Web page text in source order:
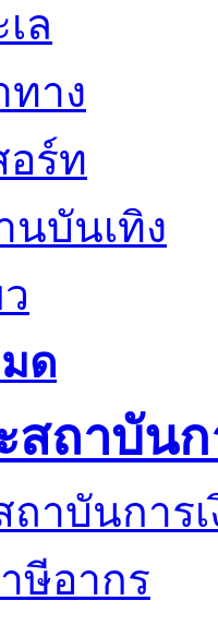
ล
ทาง
อร์ท
นบันเทิง
ด
ถาบันก
ษีอากร